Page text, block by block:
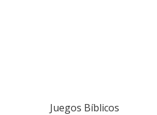
Juegos Bíblicos